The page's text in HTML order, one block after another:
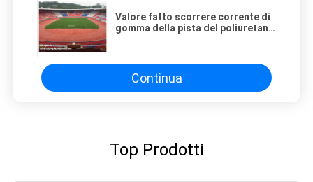
Valore fatto scorrere corrente di
gomma della pista del poliuretano
Continua
Top Prodotti